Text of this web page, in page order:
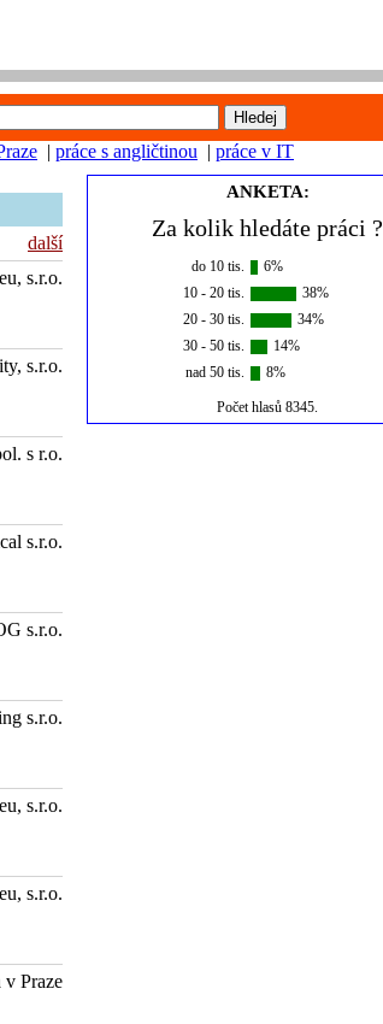
| práce s angličtinou | práce v IT
další
s.r.o.
s.r.o.
s r.o.
s.r.o.
s.r.o.
s.r.o.
s.r.o.
s.r.o.
Praze
ANKETA:
Za kolik hledáte práci ?
do 10 tis.
6%
10 - 20 tis.
38%
20 - 30 tis.
34%
30 - 50 tis.
14%
nad 50 tis.
8%
Počet hlasů 8345.